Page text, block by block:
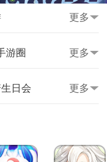
更多
游圈
比岛圈
更多
日会 更多